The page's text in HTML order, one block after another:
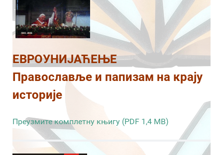
ЕВРОУНИЈАЋЕЊЕ
Православље и папизам на крају
историје
Преузмите комплетну књигу (PDF 1,4 MB)